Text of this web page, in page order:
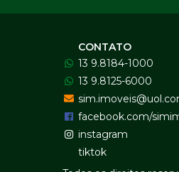
CONTATO
13 9.8184-1000
13 9.8125-6000
facebook.com/
instagram
tiktok